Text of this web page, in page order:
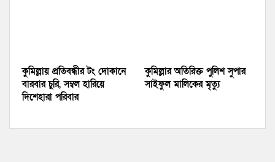
কুমিল্লায় প্রতিবন্ধীর টং দোকানে
বারবার চুরি, সম্বল হারিয়ে
দিশেহারা পরিবার
কুমিল্লার অতিরিক্ত পুলিশ সুপার
সাইফুল মালিকের মৃত্যু